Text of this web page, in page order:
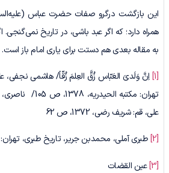
این بازگشت درگرو صفات حضرت عباس
همراه دارد؛ که اگر عبد باشی، در تاریخ
به مقاله بعدی هم دستت برای یاری امام باز است.
[1] اِنَّ وَلَدیَ العَبّاس زُقَّ العِلمَ زُقّاً/ هاشمی نجفی،
تهران: مکتبه
علی، قم: شریف رضی، 1372، ص 62
[2] طبری آملی، محمدبن جریر، تاریخ طبری، تهران: اساطیر،
[3] عین القضات